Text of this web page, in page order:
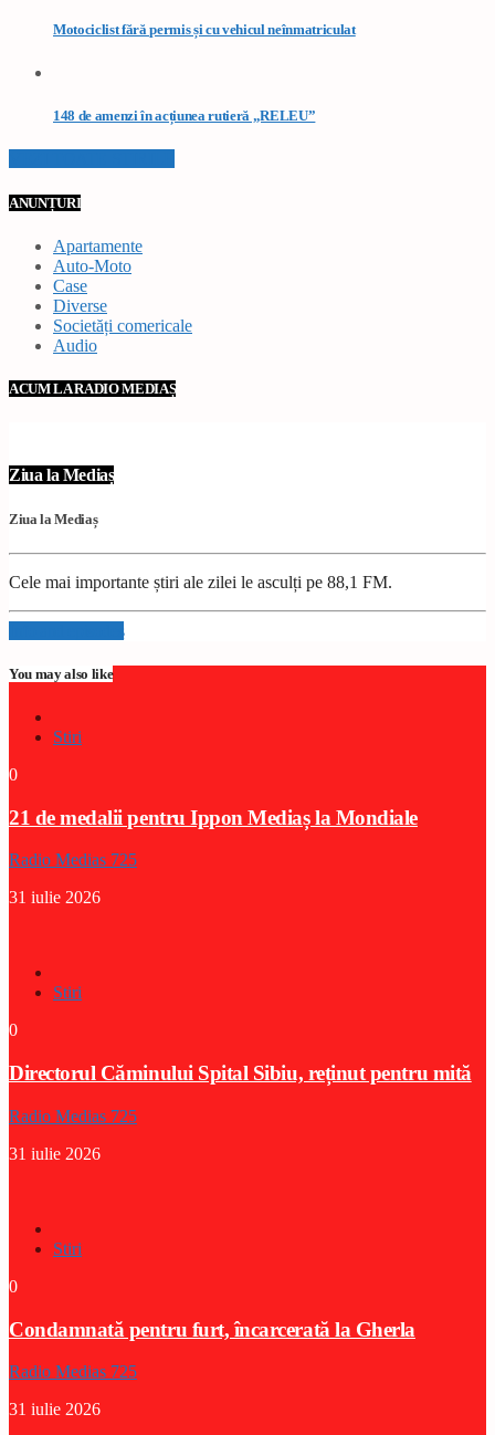
Motociclist fără permis și cu vehicul neînmatriculat
148 de amenzi în acțiunea rutieră „RELEU”
ANUNȚURI
Apartamente
Auto-Moto
Case
Diverse
Societăți comericale
Audio
ACUM LA RADIO MEDIAȘ
Ziua la Mediaș
Ziua la Mediaș
Cele mai importante știri ale zilei le asculți pe 88,1 FM.
Info and episodes
You may also like
Stiri
0
21 de medalii pentru Ippon Mediaș la Mondiale
Radio Medias 725
31 iulie 2026
Stiri
0
Directorul Căminului Spital Sibiu, reținut pentru mită
Radio Medias 725
31 iulie 2026
Stiri
0
Condamnată pentru furt, încarcerată la Gherla
Radio Medias 725
31 iulie 2026